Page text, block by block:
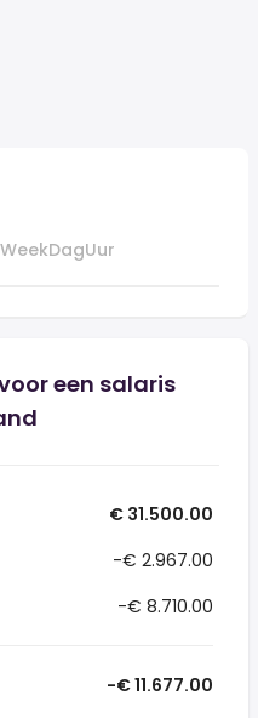
WeekDagUur
een salaris
€ 31.500.00
-€ 2.967.00
-€ 8.710.00
-€ 11.677.00